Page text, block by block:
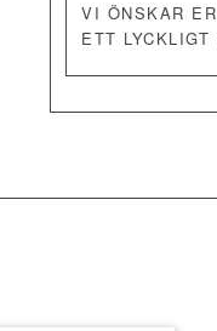
VI ÖNSKAR
ETT